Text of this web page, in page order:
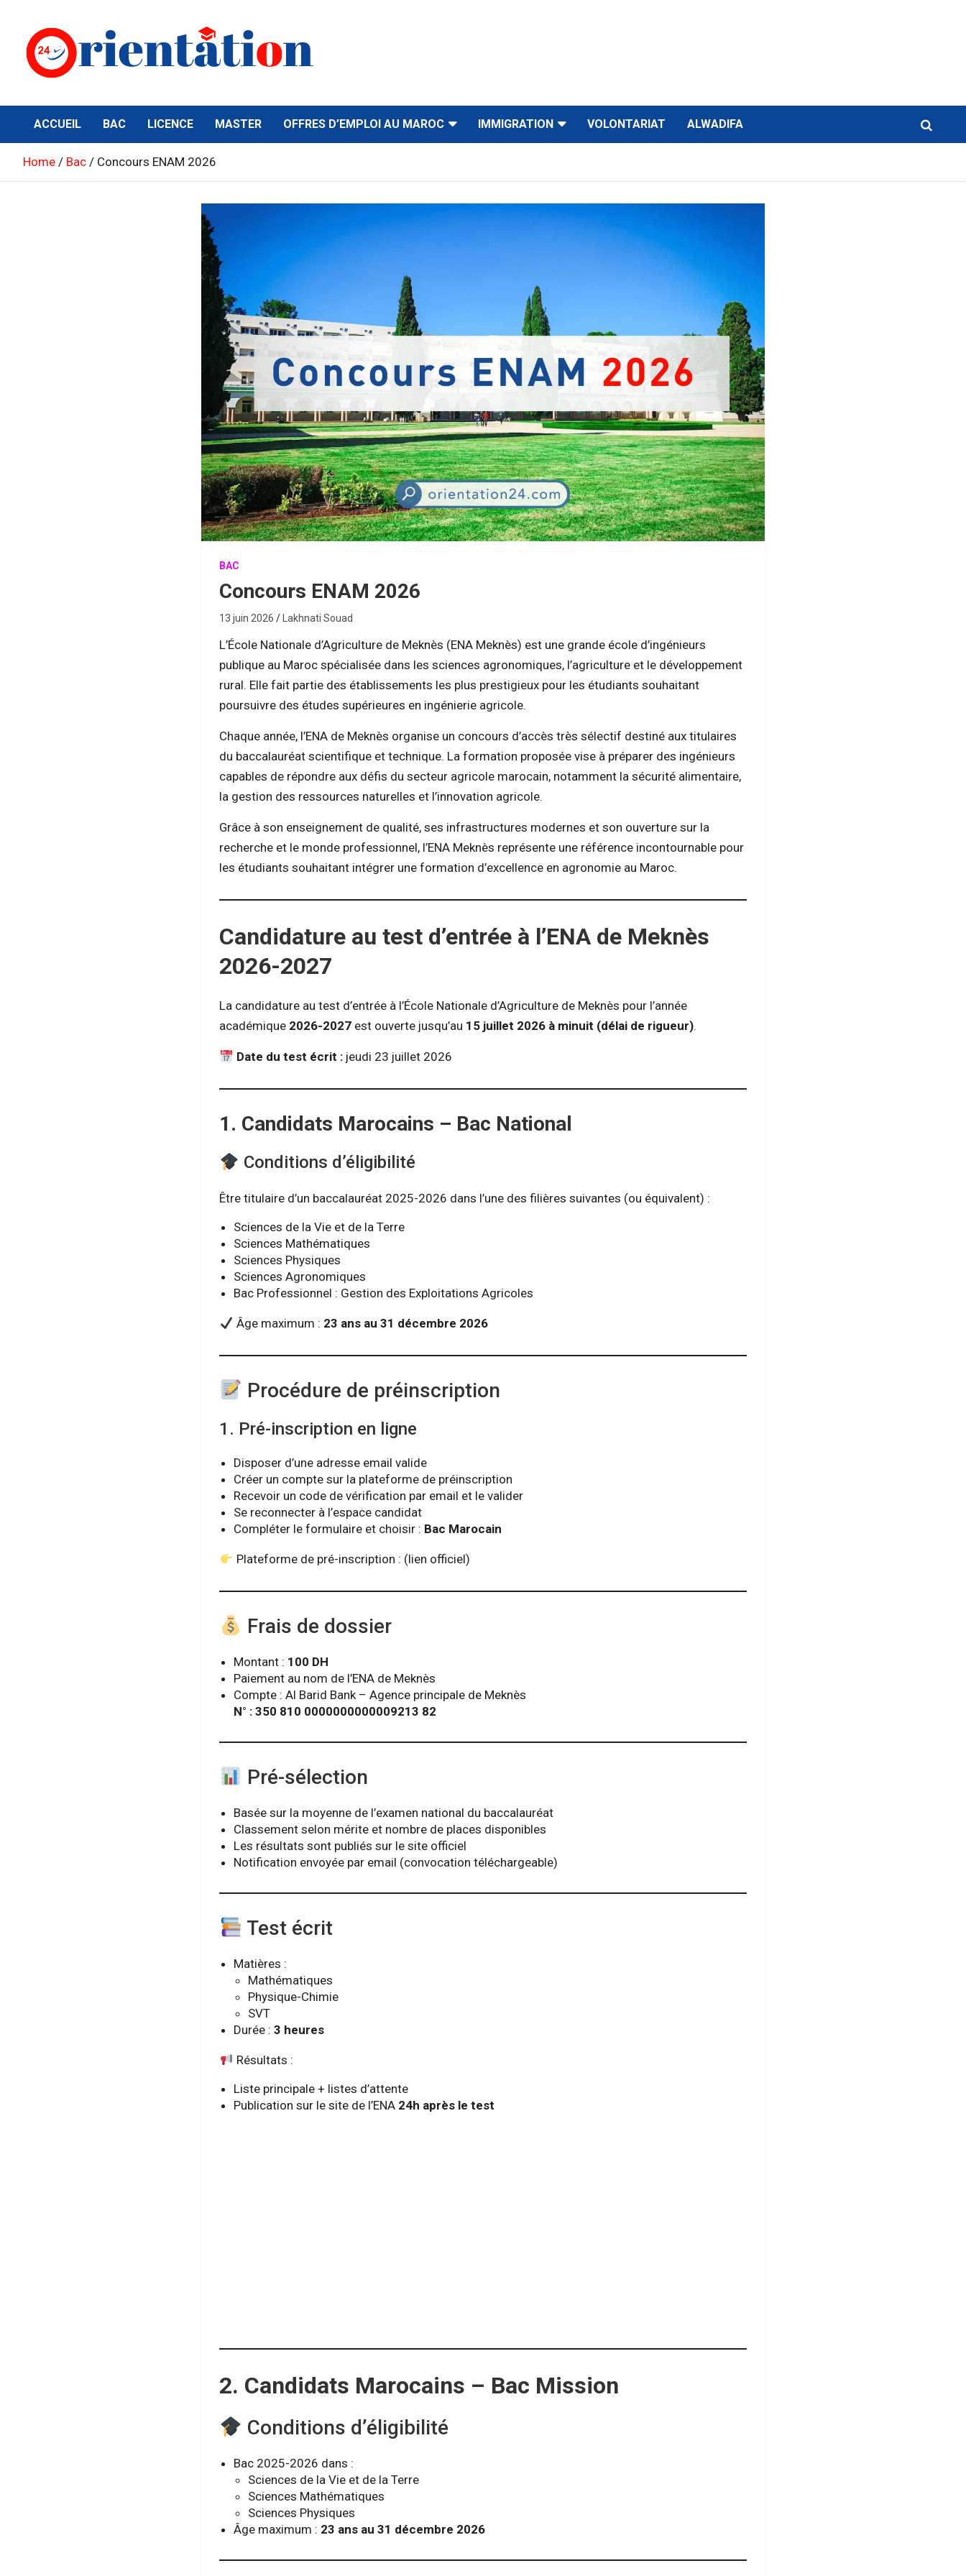
content
Orientation24
ACCUEIL BAC LICENCE MASTER OFFRES D’EMPLOI AU MAROC IMMIGRATION VOLONTARIAT ALWADIFA
Home Bac Concours ENAM 2026
BAC
Concours ENAM 2026
13 juin 2026 Lakhnati Souad
L’École Nationale d’Agriculture de Meknès (ENA Meknès) est une grande école d’ingénieurs
publique au Maroc spécialisée dans les sciences agronomiques, l’agriculture et le développement
rural. Elle fait partie des établissements les plus prestigieux pour les étudiants souhaitant
poursuivre des études supérieures en ingénierie agricole.
Chaque année, l’ENA de Meknès organise un concours d’accès très sélectif destiné aux titulaires
du baccalauréat scientifique et technique. La formation proposée vise à préparer des ingénieurs
capables de répondre aux défis du secteur agricole marocain, notamment la sécurité alimentaire,
la gestion des ressources naturelles et l’innovation agricole.
Grâce à son enseignement de qualité, ses infrastructures modernes et son ouverture sur la
recherche et le monde professionnel, l’ENA Meknès représente une référence incontournable pour
les étudiants souhaitant intégrer une formation d’excellence en agronomie au Maroc.
Candidature au test d’entrée à l’ENA de Meknès
2026-2027
La candidature au test d’entrée à l’École Nationale d’Agriculture de Meknès pour l’année
académique 2026-2027 est ouverte jusqu’au 15 juillet 2026 à minuit (délai de rigueur).
Date du test écrit :jeudi 23 juillet 2026
1. Candidats Marocains – Bac National
Conditions d’éligibilité
Être titulaire d’un baccalauréat 2025-2026 dans l’une des filières suivantes (ou équivalent) :
Sciences de la Vie et de la Terre
Sciences Mathématiques
Sciences Physiques
Sciences Agronomiques
Bac Professionnel : Gestion des Exploitations Agricoles
Âge maximum : 23 ans au 31 décembre 2026
Procédure de préinscription
1. Pré-inscription en ligne
Disposer d’une adresse email valide
Créer un compte sur la plateforme de préinscription
Recevoir un code de vérification par email et le valider
Se reconnecter à l’espace candidat
Compléter le formulaire et choisir : Bac Marocain
Plateforme de pré-inscription : (lien officiel)
Frais de dossier
Montant : 100 DH
Paiement au nom de l’ENA de Meknès
Compte : Al Barid Bank – Agence principale de Meknès
N° : 350 810 0000000000009213 82
Pré-sélection
Basée sur la moyenne de l’examen national du baccalauréat
Classement selon mérite et nombre de places disponibles
Les résultats sont publiés sur le site officiel
Notification envoyée par email (convocation téléchargeable)
Test écrit
Matières :
Mathématiques
Physique-Chimie
SVT
Durée :3 heures
Résultats :
Liste principale + listes d’attente
Publication sur le site de l’ENA 24h après le test
2. Candidats Marocains – Bac Mission
Conditions d’éligibilité
Bac 2025-2026 dans :
Sciences de la Vie et de la Terre
Sciences Mathématiques
Sciences Physiques
Âge maximum : 23 ans au 31 décembre 2026